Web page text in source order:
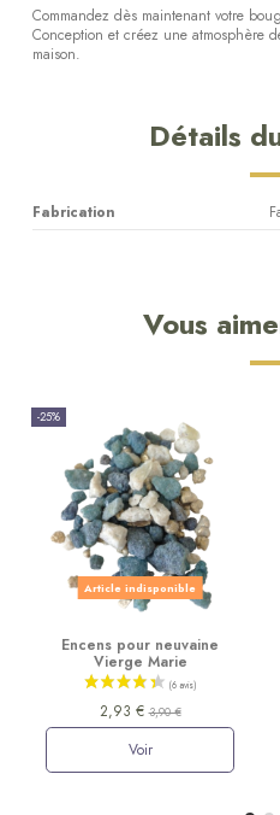
Commandez dès maintenant votre
Conception et créez une atmosphère
maison.
Détails
Fabrication
Vous
-25%
Article indisponible
Encens pour neuvaine
Vierge Marie
2,93 €3,90 €
Voir